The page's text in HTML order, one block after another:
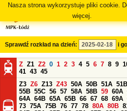
Nasza strona wykorzystuje pliki cookie.
więcej.
Sprawdź rozkład na dzień: i
Z Z1 Z2 0 1 2 3 4 5 6 7 8 9
41 43 45
Z3 Z6 Z13 Z43 50A 50B 51A 51B
55B 55C 56 57 58A 58B 59 60A
64A 64B 65A 65B 66 67 68 69A
73 75A 75B 76 77 78 80A 80B